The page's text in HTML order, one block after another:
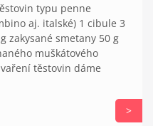
typu penne
aj. italské) 1 cibule 3
zakysané smetany 50 g
muškátového
těstovin dáme
>